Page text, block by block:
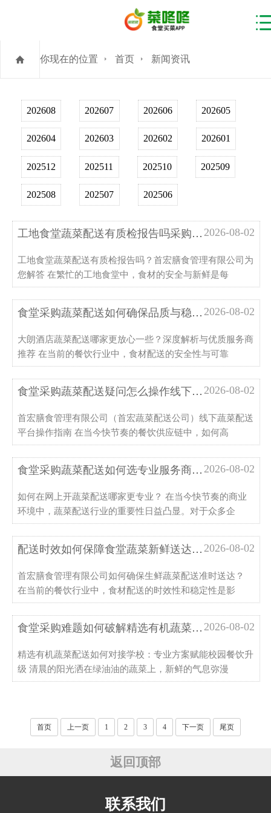
你现在的位置 首页 新闻资讯
202608 202607 202606 202605
202604 202603 202602 202601
202512 202511 202510 202509
202508 202507 202506
2026-08-02
工地食堂蔬菜配送有质检报告吗采购环节需关注哪...
工地食堂蔬菜配送有质检报告吗？首宏膳食管理有限公司为
您解答 在繁忙的工地食堂中，食材的安全与新鲜是每
2026-08-02
食堂采购蔬菜配送如何确保品质与稳定大朗酒店蔬...
大朗酒店蔬菜配送哪家更放心一些？深度解析与优质服务商
推荐 在当前的餐饮行业中，食材配送的安全性与可靠
2026-08-02
食堂采购蔬菜配送疑问怎么操作线下平台在哪解决...
首宏膳食管理有限公司（首宏蔬菜配送公司）线下蔬菜配送
平台操作指南 在当今快节奏的餐饮供应链中，如何高
2026-08-02
食堂采购蔬菜配送如何选专业服务商行业维度解析
如何在网上开蔬菜配送哪家更专业？ 在当今快节奏的商业
环境中，蔬菜配送行业的重要性日益凸显。对于众多企
2026-08-02
配送时效如何保障食堂蔬菜新鲜送达怎么做生鲜蔬...
首宏膳食管理有限公司如何确保生鲜蔬菜配送准时送达？
在当前的餐饮行业中，食材配送的时效性和稳定性是影
2026-08-02
食堂采购难题如何破解精选有机蔬菜配送对接学校...
精选有机蔬菜配送如何对接学校：专业方案赋能校园餐饮升
级 清晨的阳光洒在绿油油的蔬菜上，新鲜的气息弥漫
首页 上一页 1 2 3 4 下一页 尾页
返回顶部
联系我们